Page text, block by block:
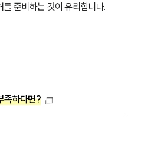
준비하는 것이 유리합니다.
족하다면?